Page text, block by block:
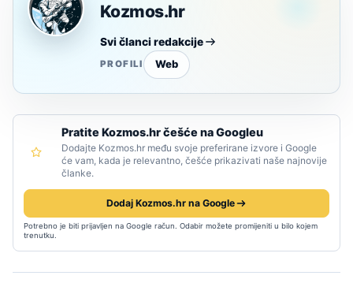
Kozmos.hr
Svi članci redakcije
PROFILI Web
Pratite Kozmos.hr češće na Googleu
Dodajte Kozmos.hr među svoje preferirane izvore i Google
će vam, kada je relevantno, češće prikazivati naše najnovije
članke.
Dodaj Kozmos.hr na Google
Potrebno je biti prijavljen na Google račun. Odabir možete promijeniti u bilo kojem
trenutku.